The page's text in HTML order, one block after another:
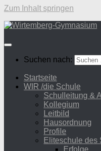
Zum Inhalt springen
Suchen nach:
Startseite
WIR /die Schule
Schulleitung &
Kollegium
Leitbild
Hausordnung
Profile
Eliteschule des
Erfolge